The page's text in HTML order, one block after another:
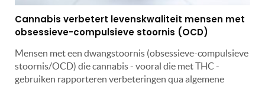
Cannabis verbetert levenskwaliteit mensen met
obsessieve-compulsieve stoornis (OCD)
Mensen met een dwangstoornis (obsessieve-compulsieve
stoornis/OCD) die cannabis - vooral die met THC -
gebruiken rapporteren verbeteringen qua algemene